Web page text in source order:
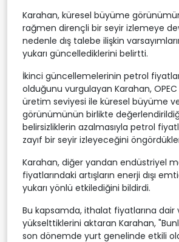
Karahan, küresel büyüme
rağmen dirençli bir seyir izlemeye
nedenle dış talebe ilişkin
yukarı güncellediklerini belirtti.
İkinci güncellemelerinin petrol
olduğunu vurgulayan Karahan,
üretim seviyesi ile küresel büyüme
görünümünün birlikte
belirsizliklerin azalmasıyla petrol
zayıf bir seyir izleyeceğini
Karahan, diğer yandan endüstriyel
fiyatlarındaki artışların enerji dışı
yukarı yönlü etkilediğini bildirdi.
Bu kapsamda, ithalat fiyatlarına dair
yükselttiklerini aktaran Karahan,
son dönemde yurt genelinde etkili